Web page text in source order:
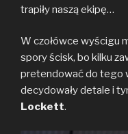
trapiły naszą ekipę…
W czołówce wyścigu
spory ścisk, bo kilku
pretendować do tego
decydowały detale i
Lockett.